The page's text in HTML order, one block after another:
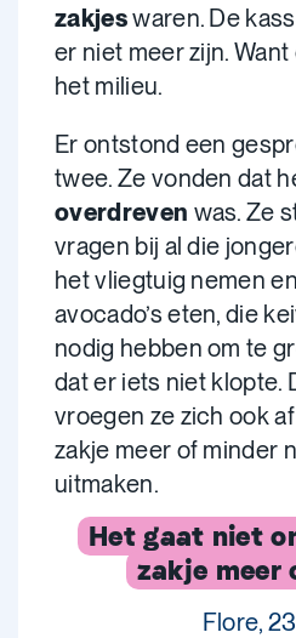
zakjeswaren. De
er niet meer zijn.
het milieu.
Er ontstond een
twee. Ze vonden dat
overdreven was. Ze
vragen bij al die
het vliegtuig nemen
avocado’s eten, die
nodig hebben om te
dat er iets niet klopte.
vroegen ze zich ook
zakje meer of minder
uitmaken.
Het gaat niet
zakje meer
Flore,